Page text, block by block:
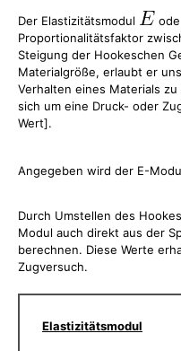
Der Elastizitätsmodul
Proportionalitätsfaktor
Steigung der Hookeschen
Materialgröße, erlaubt er
Verhalten eines Materials
sich um eine Druck- oder
Wert].
Angegeben wird der E-
Durch Umstellen des
Modul auch direkt aus der
berechnen. Diese Werte
Zugversuch.
Elastizitätsmodul